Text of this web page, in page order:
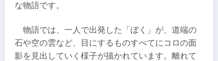
な物語です。
物語では、一人で出発した「ぼく」が、道端の
石や空の雲など、目にするものすべてにコロの面
影を見出していく様子が描かれています。離れて